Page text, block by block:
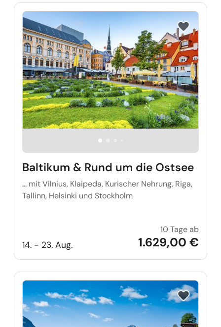
Reise auf
Baltikum & Rund um die Ostsee
... mit Vilnius, Klaipeda, Kurischer Nehrung, Riga,
Tallinn, Helsinki und Stockholm
14. - 23. Aug.
10 Tage ab
1.629,00 €
Reise auf